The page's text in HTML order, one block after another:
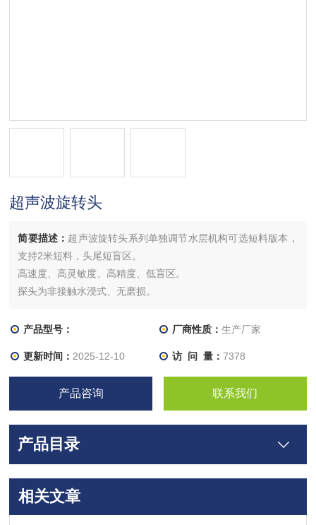
超声波旋转头
简要描述： 超声波旋转头系列单独调节水层机构可选短料版本，
支持2米短料，头尾短盲区。
高速度、高灵敏度、高精度、低盲区。
探头为非接触水浸式、无磨损。
产品型号： 厂商性质： 生产厂家
更新时间： 2025-12-10 访 问 量： 7378
产品咨询 联系我们
产品目录
相关文章